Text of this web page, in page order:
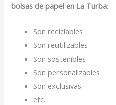
bolsas de papel en La Turba:
Son reciclables
Son reutilizables
Son sostenibles
Son personalizables
Son exclusivas
etc.